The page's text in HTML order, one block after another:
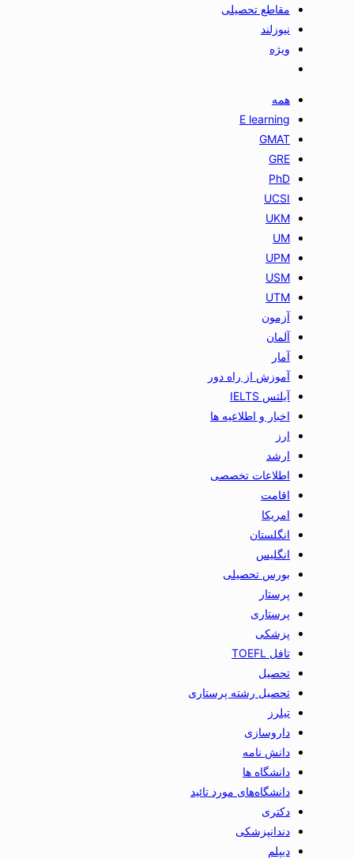
مقاطع تحصیلی
نیوزلند
ویژه
همه
E learning
GMAT
GRE
PhD
UCSI
UKM
UM
UPM
USM
UTM
آزمون
آلمان
آمار
آموزش از راه دور
آیلتس IELTS
اخبار و اطلاعیه ها
ارز
ارشد
اطلاعات تخصصی
اقامت
امریکا
انگلستان
انگلیس
بورس تحصیلی
پرستار
پرستاری
پزشکی
تافل TOEFL
تحصیل
تحصیل رشته پرستاری
تیلرز
داروسازی
دانش نامه
دانشگاه ها
دانشگاه‌های مورد تائید
دکتری
دندانپزشکی
دیپلم